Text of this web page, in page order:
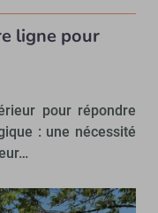
ligne pour
pour répondre
: une nécessité